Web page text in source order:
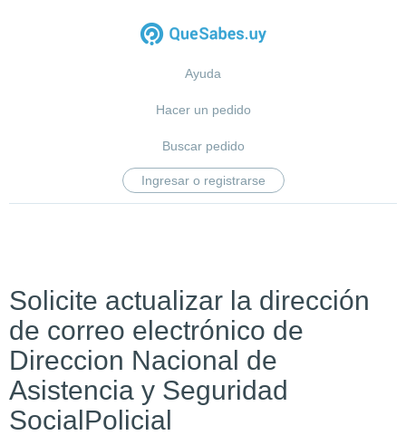
Ayuda
Hacer un pedido
Buscar pedido
Ingresar o registrarse
Solicite actualizar la dirección
de correo electrónico de
Direccion Nacional de
Asistencia y Seguridad
SocialPolicial